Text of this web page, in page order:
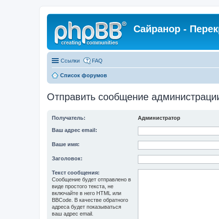
Сайранор -
Ссылки FAQ
Список форумов
Отправить сообщение
Получатель: Администратор
Ваш адрес email:
Ваше имя:
Заголовок:
Текст сообщения:
Сообщение будет отправлено в
виде простого текста, не
включайте в него HTML или
BBCode. В качестве обратного
адреса будет показываться
ваш адрес email.